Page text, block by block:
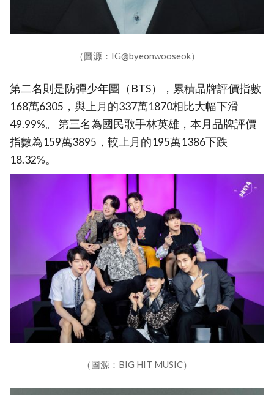
（圖源：IG@byeonwooseok）
第二名則是防彈少年團（BTS），累積品牌評價指數
168萬6305，與上月的337萬1870相比大幅下滑
49.99%。 第三名為國民歌手林英雄，本月品牌評價
指數為159萬3895，較上月的195萬1386下跌
18.32%。
（圖源：BIG HIT MUSIC）